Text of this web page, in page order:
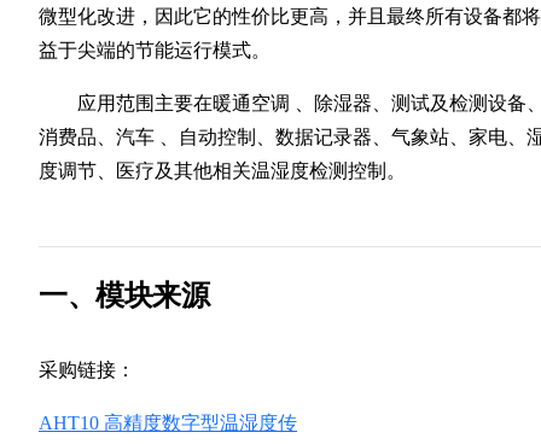
微型化改进，因此它的性价比更高，并且最终所有设备都
益于尖端的节能运行模式。
应用范围主要在暖通空调 、除湿器、测试及检测设备
消费品、汽车 、自动控制、数据记录器、气象站、家电、
度调节、医疗及其他相关温湿度检测控制。
一、模块来源
采购链接：
AHT10 高精度数字型温湿度传